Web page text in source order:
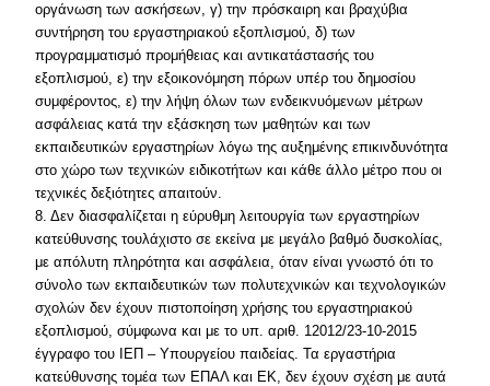
οργάνωση των ασκήσεων, γ) την πρόσκαιρη και βραχύβια
συντήρηση του εργαστηριακού εξοπλισμού, δ) των
προγραμματισμό προμήθειας και αντικατάστασής του
εξοπλισμού, ε) την εξοικονόμηση πόρων υπέρ του δημοσίου
συμφέροντος, ε) την λήψη όλων των ενδεικνυόμενων μέτρων
ασφάλειας κατά την εξάσκηση των μαθητών και των
εκπαιδευτικών εργαστηρίων λόγω της αυξημένης επικινδυνότητα
στο χώρο των τεχνικών ειδικοτήτων και κάθε άλλο μέτρο που οι
τεχνικές δεξιότητες απαιτούν.
8. Δεν διασφαλίζεται η εύρυθμη λειτουργία των εργαστηρίων
κατεύθυνσης τουλάχιστο σε εκείνα με μεγάλο βαθμό δυσκολίας,
με απόλυτη πληρότητα και ασφάλεια, όταν είναι γνωστό ότι το
σύνολο των εκπαιδευτικών των πολυτεχνικών και τεχνολογικών
σχολών δεν έχουν πιστοποίηση χρήσης του εργαστηριακού
εξοπλισμού, σύμφωνα και με το υπ. αριθ. 12012/23-10-2015
έγγραφο του ΙΕΠ – Υπουργείου παιδείας. Τα εργαστήρια
κατεύθυνσης τομέα των ΕΠΑΛ και ΕΚ, δεν έχουν σχέση με αυτά